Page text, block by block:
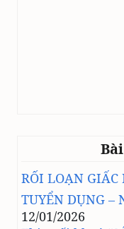
RỐI LOẠN GIẤC
TUYỂN DỤNG
12/01/2026